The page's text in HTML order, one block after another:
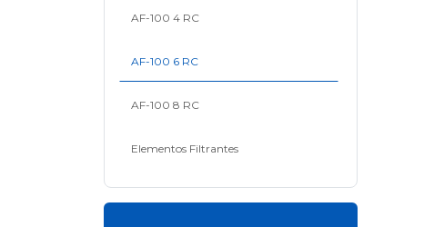
AF-100 4 RC
AF-100 6 RC
AF-100 8 RC
Elementos Filtrantes